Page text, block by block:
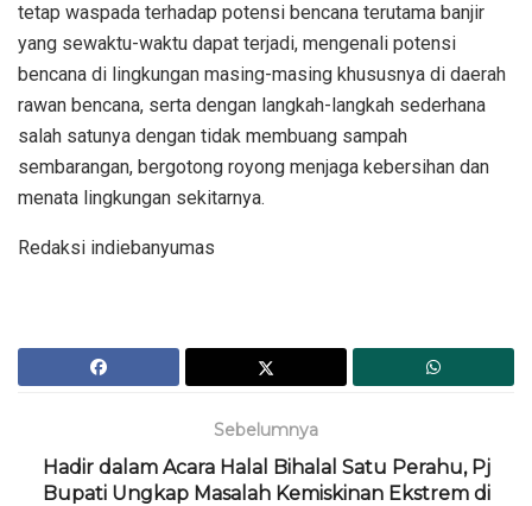
tetap waspada terhadap potensi bencana terutama banjir
yang sewaktu-waktu dapat terjadi, mengenali potensi
bencana di lingkungan masing-masing khususnya di daerah
rawan bencana, serta dengan langkah-langkah sederhana
salah satunya dengan tidak membuang sampah
sembarangan, bergotong royong menjaga kebersihan dan
menata lingkungan sekitarnya.
Redaksi indiebanyumas
Sebelumnya
Hadir dalam Acara Halal Bihalal Satu Perahu, Pj
Bupati Ungkap Masalah Kemiskinan Ekstrem di